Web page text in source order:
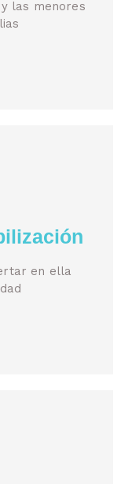
las menores
en ella